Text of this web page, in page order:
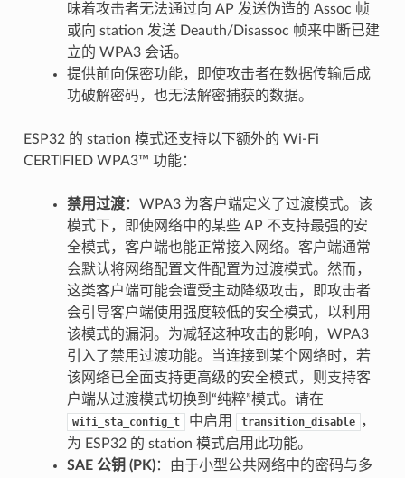
味着攻击者无法通过向 AP 发送伪造的 Assoc 帧
或向 station 发送 Deauth/Disassoc 帧来中断已建
立的 WPA3 会话。
提供前向保密功能，即使攻击者在数据传输后成
功破解密码，也无法解密捕获的数据。
ESP32 的 station 模式还支持以下额外的 Wi-Fi
CERTIFIED WPA3™ 功能：
禁用过渡：WPA3 为客户端定义了过渡模式。该
模式下，即使网络中的某些 AP 不支持最强的安
全模式，客户端也能正常接入网络。客户端通常
会默认将网络配置文件配置为过渡模式。然而，
这类客户端可能会遭受主动降级攻击，即攻击者
会引导客户端使用强度较低的安全模式，以利用
该模式的漏洞。为减轻这种攻击的影响，WPA3
引入了禁用过渡功能。当连接到某个网络时，若
该网络已全面支持更高级的安全模式，则支持客
户端从过渡模式切换到“纯粹”模式。请在
wifi_sta_config_t 中启用 transition_disable ，
为 ESP32 的 station 模式启用此功能。
SAE 公钥 (PK)：由于小型公共网络中的密码与多